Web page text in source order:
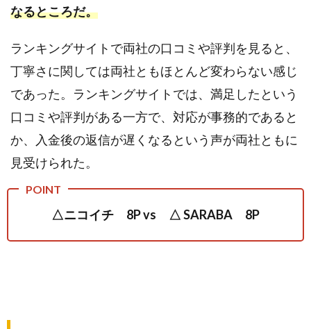
なるところだ。
ランキングサイトで両社の口コミや評判を見ると、
丁寧さに関しては両社ともほとんど変わらない感じ
であった。ランキングサイトでは、満足したという
口コミや評判がある一方で、対応が事務的であると
か、入金後の返信が遅くなるという声が両社ともに
見受けられた。
△ニコイチ 8P vs △ SARABA 8P